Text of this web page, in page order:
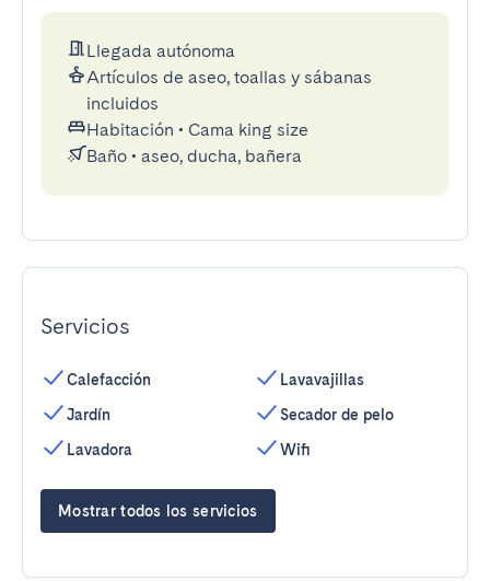
Llegada autónoma
Artículos de aseo, toallas y sábanas
incluidos
Habitación • Cama king size
Baño • aseo, ducha, bañera
Servicios
Calefacción
Jardín
Lavadora
Lavavajillas
Secador de pelo
Wifi
Mostrar todos los servicios